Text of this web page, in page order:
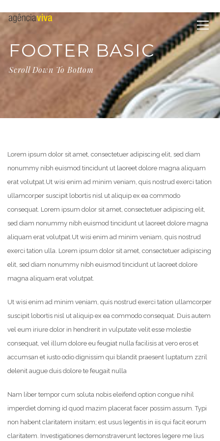
FOOTER BASIC
Scroll Down To Bottom
Lorem ipsum dolor sit amet, consectetuer adipiscing elit, sed diam
nonummy nibh euismod tincidunt ut laoreet dolore magna aliquam
erat volutpat.Ut wisi enim ad minim veniam, quis nostrud exerci tation
ullamcorper suscipit lobortis nisl ut aliquip ex ea commodo
consequat. Lorem ipsum dolor sit amet, consectetuer adipiscing elit,
sed diam nonummy nibh euismod tincidunt ut laoreet dolore magna
aliquam erat volutpat.Ut wisi enim ad minim veniam, quis nostrud
exerci tation ulla. Lorem ipsum dolor sit amet, consectetuer adipiscing
elit, sed diam nonummy nibh euismod tincidunt ut laoreet dolore
magna aliquam erat volutpat.
Ut wisi enim ad minim veniam, quis nostrud exerci tation ullamcorper
suscipit lobortis nisl ut aliquip ex ea commodo consequat. Duis autem
vel eum iriure dolor in hendrerit in vulputate velit esse molestie
consequat, vel illum dolore eu feugiat nulla facilisis at vero eros et
accumsan et iusto odio dignissim qui blandit praesent luptatum zzril
delenit augue duis dolore te feugait nulla
Nam liber tempor cum soluta nobis eleifend option congue nihil
imperdiet doming id quod mazim placerat facer possim assum. Typi
non habent claritatem insitam; est usus legentis in iis qui facit eorum
claritatem. Investigationes demonstraverunt lectores legere me lius